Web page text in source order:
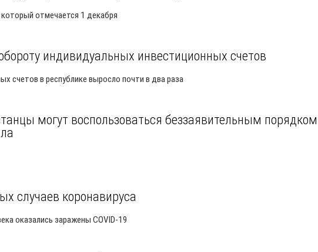
отмечается 1 декабря
индивидуальных инвестиционных счетов
счетов в республике выросло почти в два раза
могут воспользоваться беззаявительным порядком
случаев коронавируса
оказались заражены COVID-19